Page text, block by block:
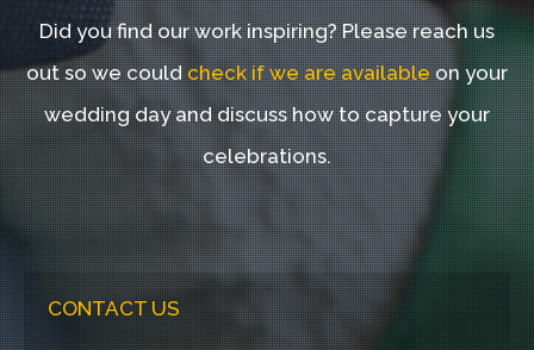
Did you find our work inspiring?Please reach us
out so we couldcheck if we are availableon your
wedding day and discuss how to capture your
celebrations.
CONTACT US